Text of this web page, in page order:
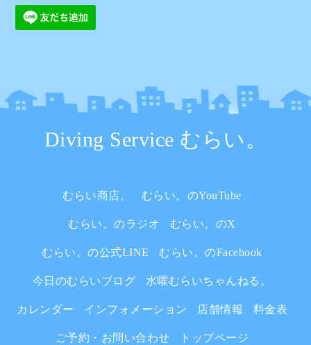
Diving Service むらい。
むらい商店。 むらい。のYouTube
むらい。のラジオ むらい。のX
むらい。の公式LINE むらい。のFacebook
今日のむらいブログ 水曜むらいちゃんねる。
カレンダー インフォメーション 店舗情報 料金表
ご予約・お問い合わせ トップページ